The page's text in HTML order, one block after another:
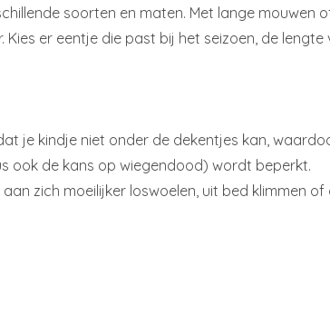
soorten en maten. Met lange mouwen
er eentje die past bij het seizoen, de lengte
je kindje niet onder de dekentjes kan,
ook de kans op wiegendood) wordt beperkt.
zich moeilijker loswoelen, uit bed klimmen of